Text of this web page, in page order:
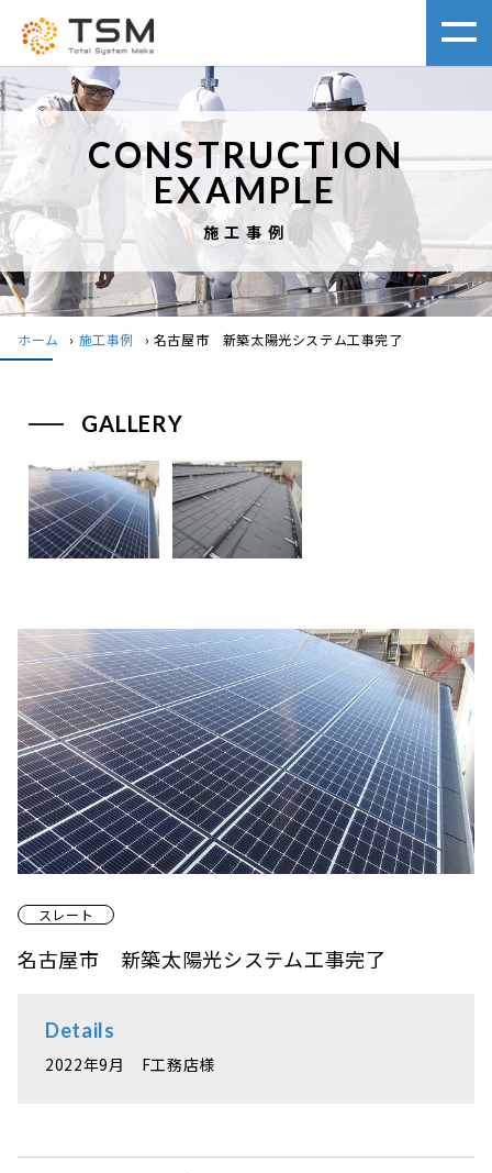
CONSTRUCTION
EXAMPLE
施工事例
ホーム › 施工事例 › 名古屋市 新築太陽光システム工事完了
スレート
名古屋市 新築太陽光システム工事完了
Details
2022年9月 F工務店様
GALLERY